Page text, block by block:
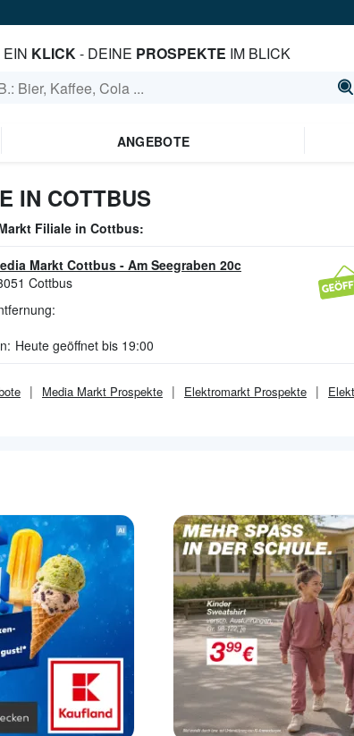
EIN KLICK- DEINE PROSPEKTE IM BLICK
ANGEBOTE
IN COTTBUS
Filiale in Cottbus:
Markt Cottbus - Am Seegraben 20c
Cottbus
Heute geöffnet bis 19:00
Media Markt Prospekte Elektromarkt Prospekte